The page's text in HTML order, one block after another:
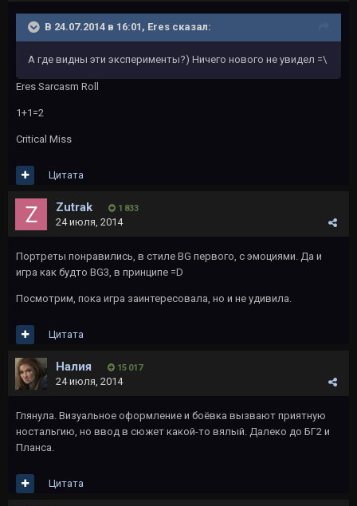
В 24.07.2014 в 16:01, Eres сказал:
А где видны эти эксперименты?) Ничего нового не увидел =\
Eres Sarcasm Roll
1+1=2
Critical Miss
Цитата
Zutrak 1 833
24 июля, 2014
Портреты понравились, в стиле BG первого, с эмоциями. Да и
игра как будто BG3, в принципе =D
Посмотрим, пока игра заинтересовала, но и не удивила.
Цитата
Налия 15 017
24 июля, 2014
Глянула. Визуальное оформление и боёвка вызвают приятную
ностальгию, но ввод в сюжет какой-то вялый. Далеко до БГ2 и
Планса.
Цитата